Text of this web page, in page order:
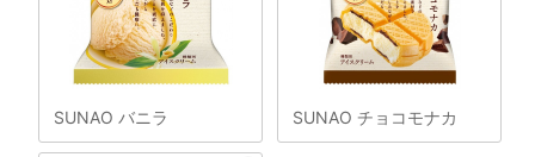
SUNAO バニラ SUNAO チョコモナカ